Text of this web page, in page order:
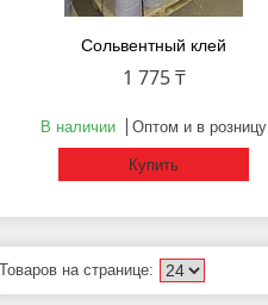
Сольвентный клей
1 775 ₸
В наличии Оптом и в розницу
Купить